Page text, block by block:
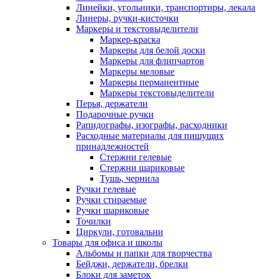
Линейки, угольники, транспортиры, лекала
Линеры, ручки-кисточки
Маркеры и текстовыделители
Маркер-краска
Маркеры для белой доски
Маркеры для флипчартов
Маркеры меловые
Маркеры перманентные
Маркеры текстовыделители
Перья, держатели
Подарочные ручки
Рапидографы, изографы, расходники
Расходные материалы для пишущих
принадлежностей
Стержни гелевые
Стержни шариковые
Тушь, чернила
Ручки гелевые
Ручки стираемые
Ручки шариковые
Точилки
Циркули, готовальни
Товары для офиса и школы
Альбомы и папки для творчества
Бейджи, держатели, брелки
Блоки для заметок